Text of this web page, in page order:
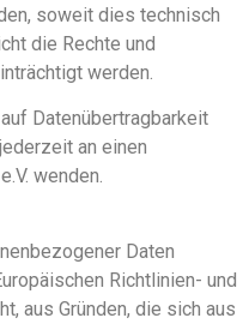
soweit dies technisch
die Rechte und
werden.
Datenübertragbarkeit
an einen
wenden.
Daten
Richtlinien- und
aus Gründen, die sich aus